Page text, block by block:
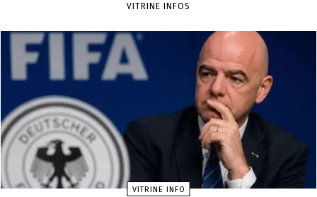
VITRINE INFOS
VITRINE INFO